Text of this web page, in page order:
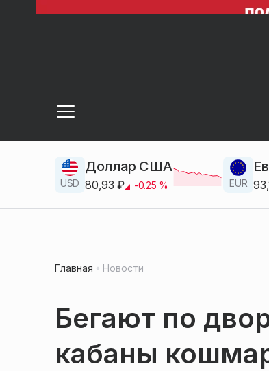
USD
Доллар США
80,93 ₽ -0.25 % EUR
Главная Новости
Бегают по
кабаны